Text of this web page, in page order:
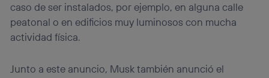
caso de ser instalados, por ejemplo, en alguna calle
peatonal o en edificios muy luminosos con mucha
actividad física.
Junto a este anuncio, Musk también anunció el